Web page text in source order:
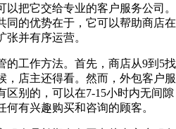
把它交给专业的客户服务公司。
同的优势在于，它可以帮助商店在
并有序运营。
工作方法。首先，商店从9到5找
，店主还得看。然而，外包客户服
区别的，可以在7-15小时内无间隙
有兴趣购买和咨询的顾客。